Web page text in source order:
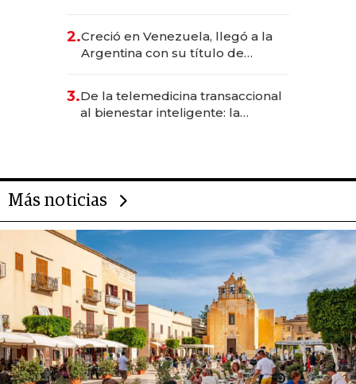
2.Creció en Venezuela, llegó a la
Argentina con su título de
las marcas "fast premium"
3.De la telemedicina transaccional
al bienestar inteligente: la
Más noticias